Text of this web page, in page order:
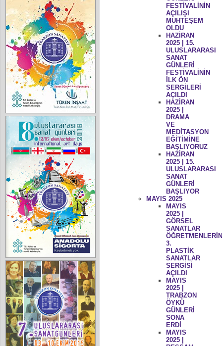
FESTİVALİNİN
AÇILIŞI
MUHTEŞEM
OLDU
HAZİRAN
2025 | 15.
ULUSLARARASI
SANAT
GÜNLERİ
FESTİVALİNİN
İLK ÖN
SERGİLERİ
AÇILDI
HAZİRAN
2025 |
DRAMA
VE
MEDİTASYON
EĞİTİMİNE
BAŞLIYORUZ
HAZİRAN
2025 | 15.
ULUSLARARASI
SANAT
GÜNLERİ
BAŞLIYOR
MAYIS 2025
MAYIS
2025 |
GÖRSEL
SANATLAR
3.
PLASTİK
SANATLAR
SERGİSİ
AÇILDI
MAYIS
2025 |
TRABZON
ÖYKÜ
GÜNLERİ
SONA
ERDİ
MAYIS
2025 |